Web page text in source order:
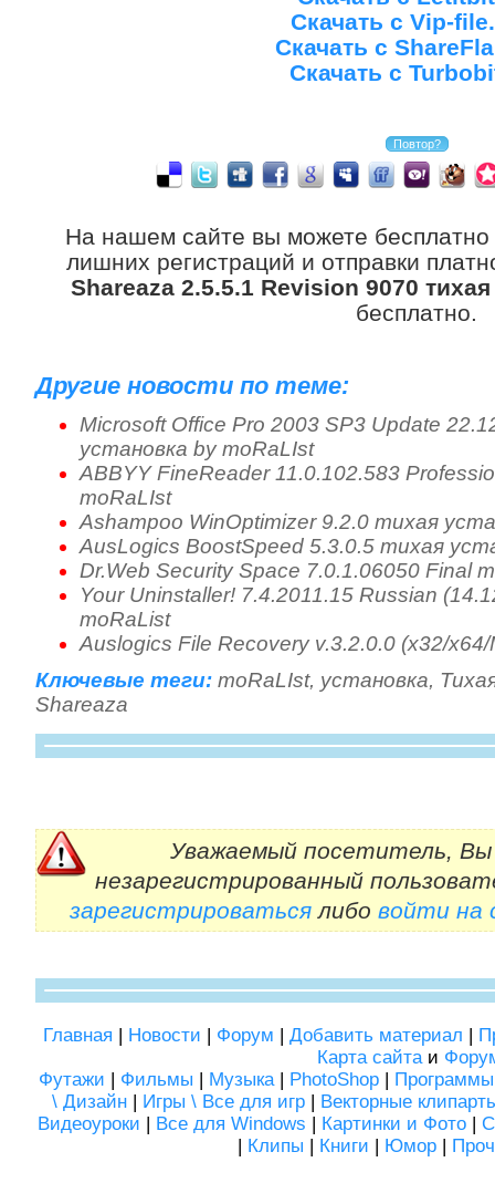
Скачать с Vip-
Скачать с
Скачать с
На нашем сайте вы можете бесплатно
лишних регистраций и отправки
Shareaza 2.5.5.1 Revision 9070
бесплатно.
Другие новости по теме:
Microsoft Office Pro 2003 SP3 Update
установка by moRaLIst
ABBYY FineReader 11.0.102.583
moRaLIst
Ashampoo WinOptimizer 9.2.0 тихая
AusLogics BoostSpeed 5.3.0.5 тихая
Dr.Web Security Space 7.0.1.06050 Final
Your Uninstaller! 7.4.2011.15 Russian
moRaList
Auslogics File Recovery v.3.2.0.0 (x32/
Ключевые теги: moRaLIst, установка,
Shareaza
Уважаемый посетитель, Вы
незарегистрированный
зарегистрироватьсялибо войти на
Главная | Новости | Форум | Добавить материал |
Карта сайтаи
Футажи | Фильмы | Музыка| PhotoShop | Программы
\ Дизайн | Игры \ Все для игр | Векторные
Видеоуроки | Все для Windows | Картинки и Фото|
| Клипы | Книги | Юмор |